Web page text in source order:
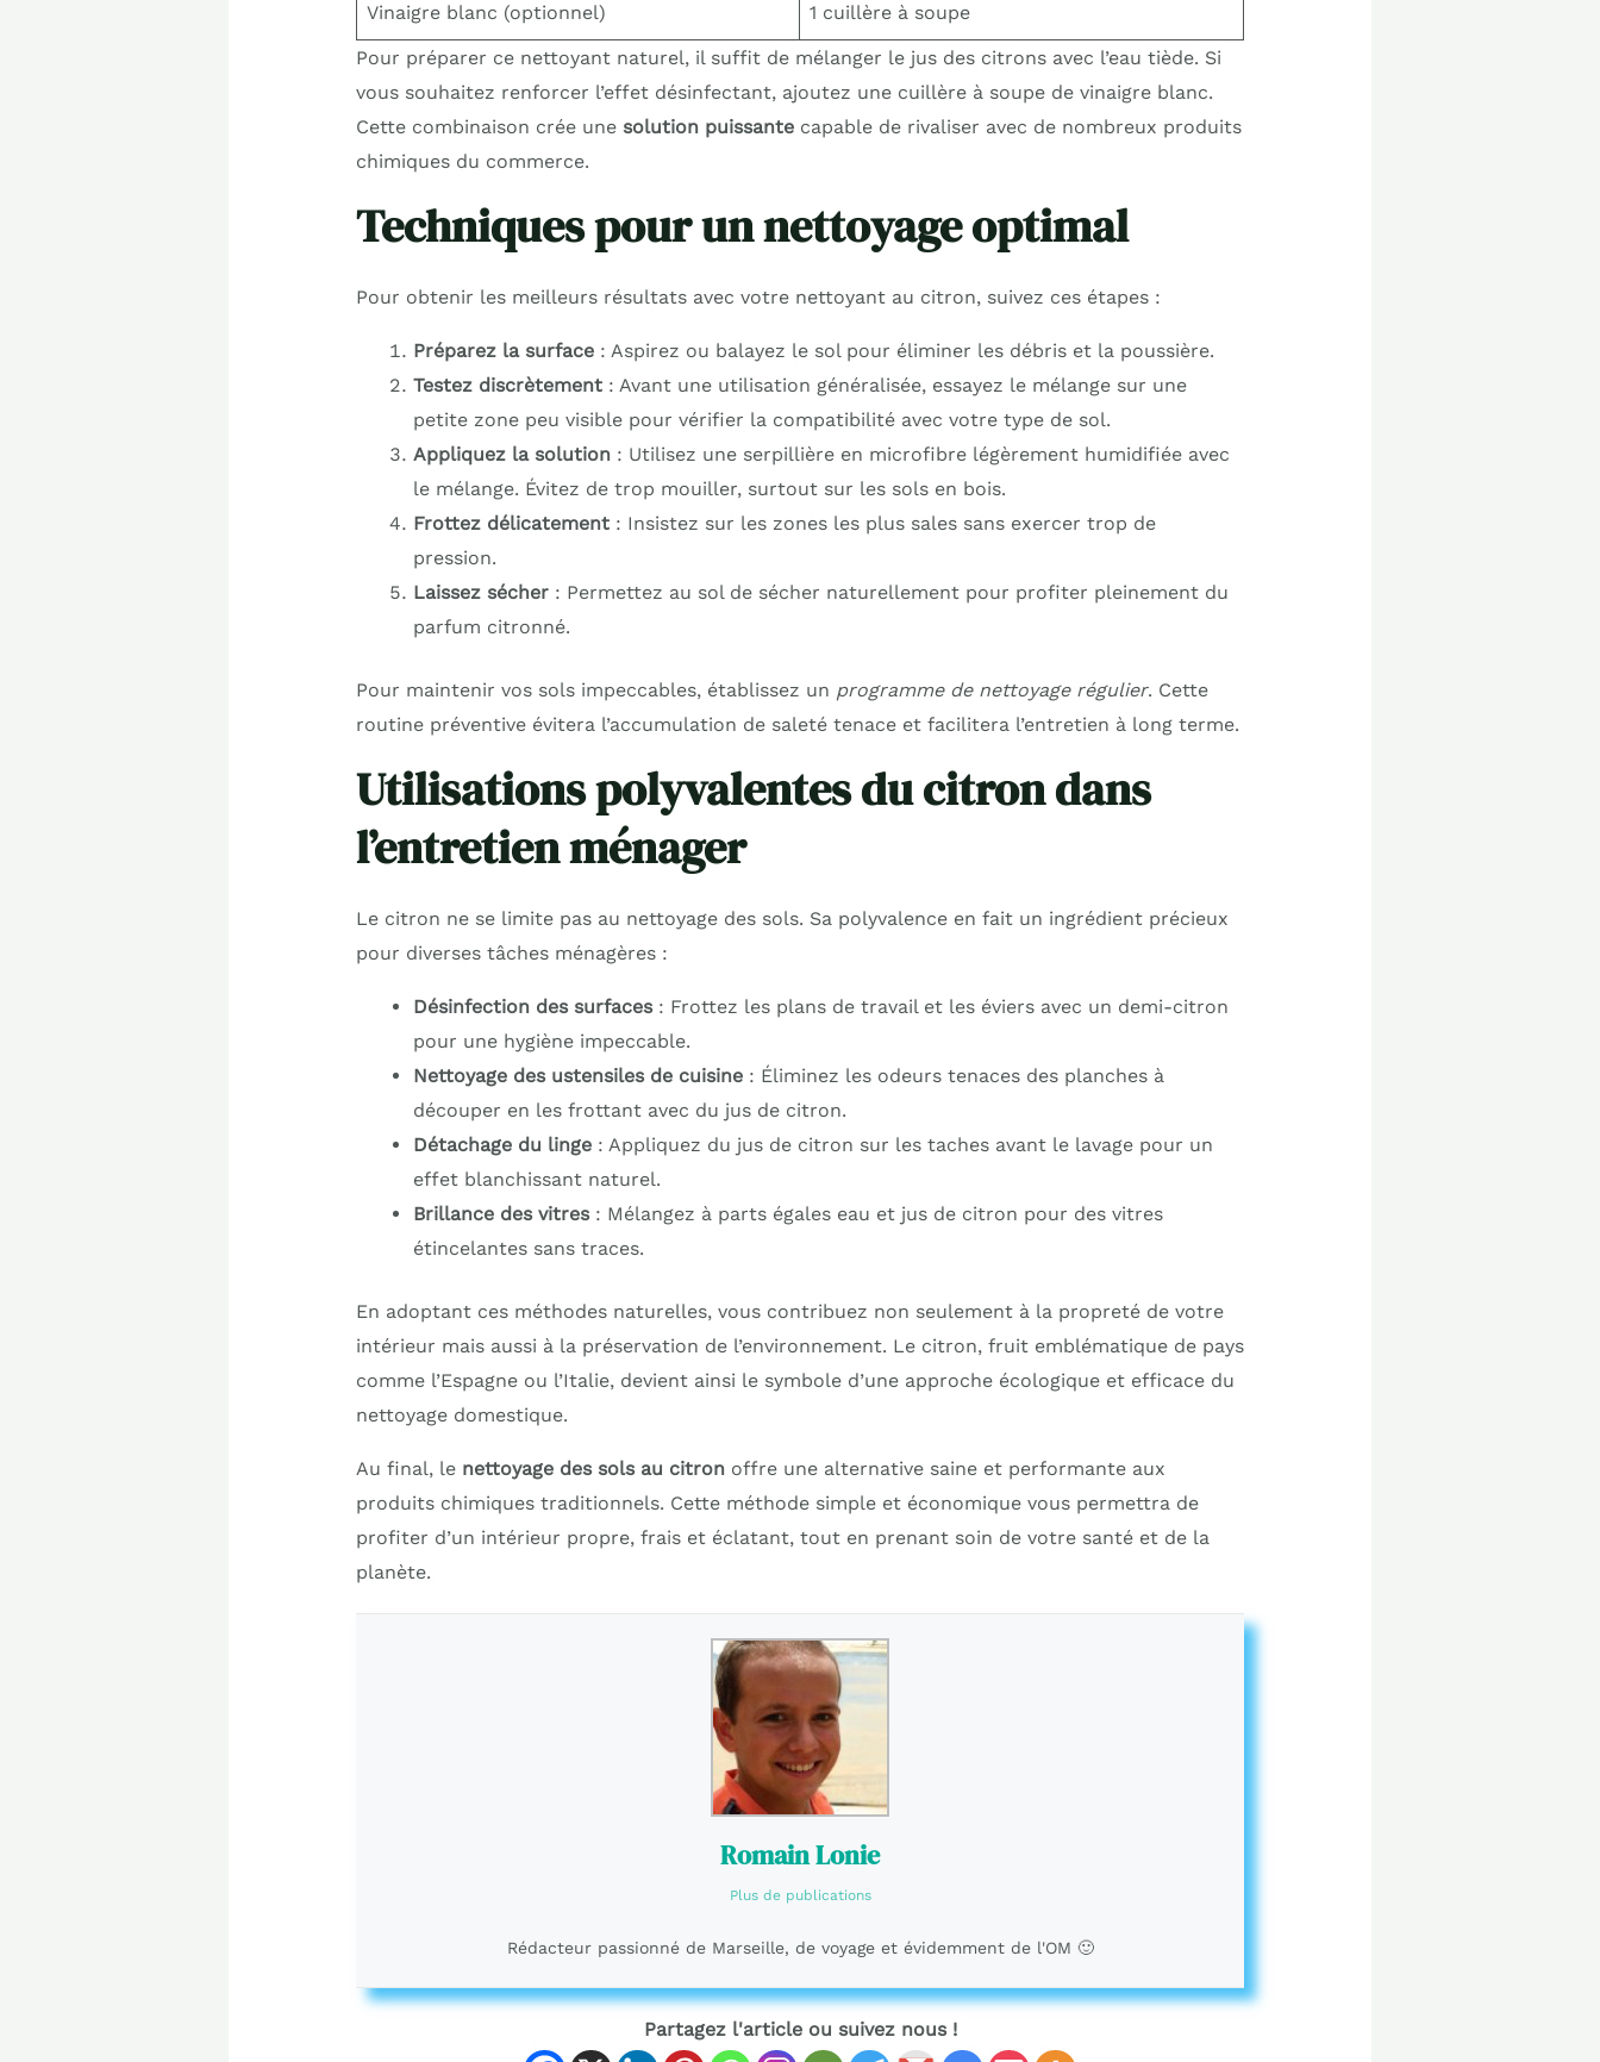
Vinaigre blanc (optionnel)
1 cuillère à soupe
Pour préparer ce nettoyant naturel, il suffit de mélanger le jus des citrons avec l’eau tiède. Si
vous souhaitez renforcer l’effet désinfectant, ajoutez une cuillère à soupe de vinaigre blanc.
Cette combinaison crée une solution puissantecapable de rivaliser avec de nombreux produits
chimiques du commerce.
Techniques pour un nettoyage optimal
Pour obtenir les meilleurs résultats avec votre nettoyant au citron, suivez ces étapes :
Préparez la surface: Aspirez ou balayez le sol pour éliminer les débris et la poussière.
Testez discrètement: Avant une utilisation généralisée, essayez le mélange sur une
petite zone peu visible pour vérifier la compatibilité avec votre type de sol.
Appliquez la solution: Utilisez une serpillière en microfibre légèrement humidifiée avec
le mélange. Évitez de trop mouiller, surtout sur les sols en bois.
Frottez délicatement: Insistez sur les zones les plus sales sans exercer trop de
pression.
Laissez sécher: Permettez au sol de sécher naturellement pour profiter pleinement du
parfum citronné.
Pour maintenir vos sols impeccables, établissez un programme de nettoyage régulier. Cette
routine préventive évitera l’accumulation de saleté tenace et facilitera l’entretien à long terme.
Utilisations polyvalentes du citron dans
l’entretien ménager
Le citron ne se limite pas au nettoyage des sols. Sa polyvalence en fait un ingrédient précieux
pour diverses tâches ménagères :
Désinfection des surfaces: Frottez les plans de travail et les éviers avec un demi-citron
pour une hygiène impeccable.
Nettoyage des ustensiles de cuisine: Éliminez les odeurs tenaces des planches à
découper en les frottant avec du jus de citron.
Détachage du linge: Appliquez du jus de citron sur les taches avant le lavage pour un
effet blanchissant naturel.
Brillance des vitres: Mélangez à parts égales eau et jus de citron pour des vitres
étincelantes sans traces.
En adoptant ces méthodes naturelles, vous contribuez non seulement à la propreté de votre
intérieur mais aussi à la préservation de l’environnement. Le citron, fruit emblématique de pays
comme l’Espagne ou l’Italie, devient ainsi le symbole d’une approche écologique et efficace du
nettoyage domestique.
Au final, le nettoyage des sols au citronoffre une alternative saine et performante aux
produits chimiques traditionnels. Cette méthode simple et économique vous permettra de
profiter d’un intérieur propre, frais et éclatant, tout en prenant soin de votre santé et de la
planète.
Romain Lonie
Plus de publications
Rédacteur passionné de Marseille, de voyage et évidemment de l'OM 🙂
Partagez l'article ou suivez nous !